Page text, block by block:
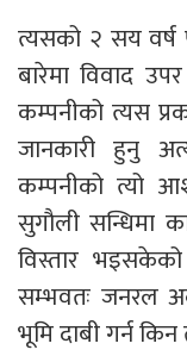
त्यसको २ सय वर्ष
बारेमा विवाद
कम्पनीको त्यस
जानकारी हुनु
कम्पनीको त्यो
सुगौली सन्धिमा
विस्तार
सम्भवतः जनरल
भूमि दाबी गर्न